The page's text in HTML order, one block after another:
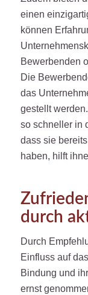
einen
können
Bewerbenden
Die
das
gestellt
so schneller in
dass sie
haben, hilft
durch
Durch
Einfluss auf
Bindung und
ernst